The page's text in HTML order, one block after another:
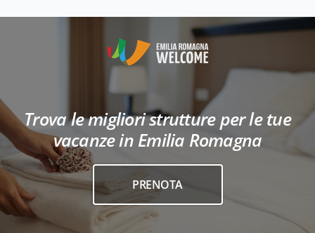
Trova le migliori strutture per le tue
vacanze in Emilia Romagna
PRENOTA